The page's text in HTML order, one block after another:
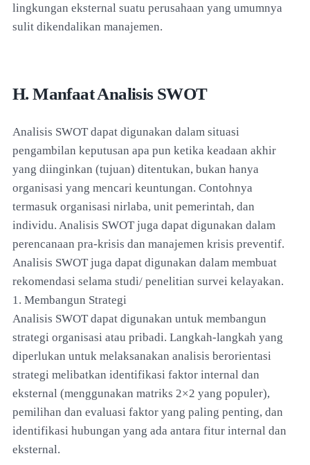
lingkungan eksternal suatu perusahaan yang umumnya
sulit dikendalikan manajemen.
H. Manfaat Analisis SWOT
Analisis SWOT dapat digunakan dalam situasi
pengambilan keputusan apa pun ketika keadaan akhir
yang diinginkan (tujuan) ditentukan, bukan hanya
organisasi yang mencari keuntungan. Contohnya
termasuk organisasi nirlaba, unit pemerintah, dan
individu. Analisis SWOT juga dapat digunakan dalam
perencanaan pra-krisis dan manajemen krisis preventif.
Analisis SWOT juga dapat digunakan dalam membuat
rekomendasi selama studi/ penelitian survei kelayakan.
1. Membangun Strategi
Analisis SWOT dapat digunakan untuk membangun
strategi organisasi atau pribadi. Langkah-langkah yang
diperlukan untuk melaksanakan analisis berorientasi
strategi melibatkan identifikasi faktor internal dan
eksternal (menggunakan matriks 2×2 yang populer),
pemilihan dan evaluasi faktor yang paling penting, dan
identifikasi hubungan yang ada antara fitur internal dan
eksternal.